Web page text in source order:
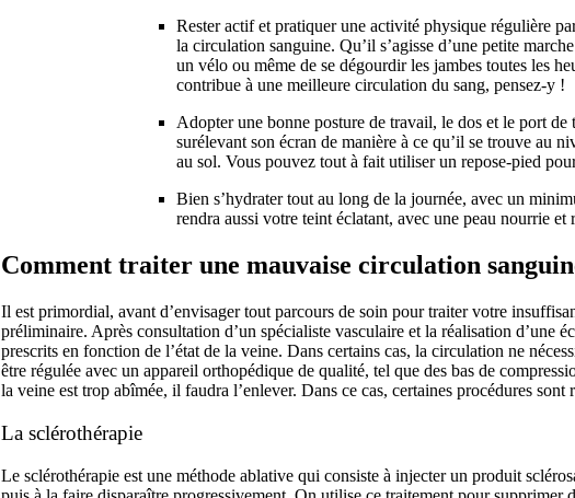
Rester actif et pratiquer une activité physique régulière
la circulation sanguine. Qu’il s’agisse d’une petite
un vélo ou même de se dégourdir les jambes toutes les
contribue à une meilleure circulation du sang, pensez-y !
Adopter une bonne posture de travail, le dos et le port de
surélevant son écran de manière à ce qu’il se trouve au
au sol. Vous pouvez tout à fait utiliser un repose-pied
Bien s’hydrater tout au long de la journée, avec un
rendra aussi votre teint éclatant, avec une peau nourrie et
Comment traiter une mauvaise circulation
Il est primordial, avant d’envisager tout parcours de soin pour traiter votre
préliminaire. Après consultation d’un spécialiste vasculaire et la réalisation d’une
prescrits en fonction de l’état de la veine. Dans certains cas, la circulation ne
être régulée avec un appareil orthopédique de qualité, tel que des bas de
la veine est trop abîmée, il faudra l’enlever. Dans ce cas, certaines procédures sont
La sclérothérapie
Le sclérothérapie est une méthode ablative qui consiste à injecter un produit